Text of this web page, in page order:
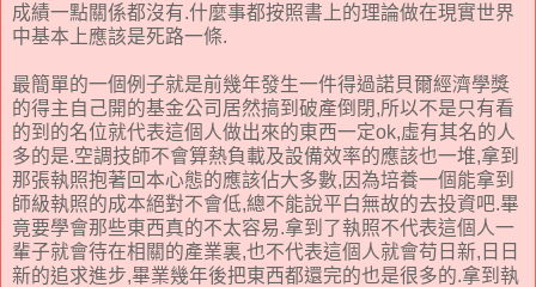
成績一點關係都沒有.什麼事都按照書上的理論做在現實世界
中基本上應該是死路一條.
最簡單的一個例子就是前幾年發生一件得過諾貝爾經濟學獎
的得主自己開的基金公司居然搞到破產倒閉,所以不是只有看
的到的名位就代表這個人做出來的東西一定ok,虛有其名的人
多的是.空調技師不會算熱負載及設備效率的應該也一堆,拿到
那張執照抱著回本心態的應該佔大多數,因為培養一個能拿到
師級執照的成本絕對不會低,總不能說平白無故的去投資吧.畢
竟要學會那些東西真的不太容易.拿到了執照不代表這個人一
輩子就會待在相關的產業裏,也不代表這個人就會苟日新,日日
新的追求進步,畢業幾年後把東西都還完的也是很多的.拿到執